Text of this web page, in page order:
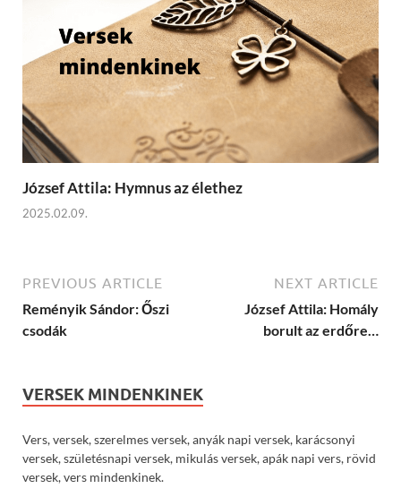
József Attila: Hymnus az élethez
2025.02.09.
PREVIOUS ARTICLE
Reményik Sándor: Őszi
csodák
NEXT ARTICLE
József Attila: Homály
borult az erdőre…
VERSEK MINDENKINEK
Vers, versek, szerelmes versek, anyák napi versek, karácsonyi
versek, születésnapi versek, mikulás versek, apák napi vers, rövid
versek, vers mindenkinek.